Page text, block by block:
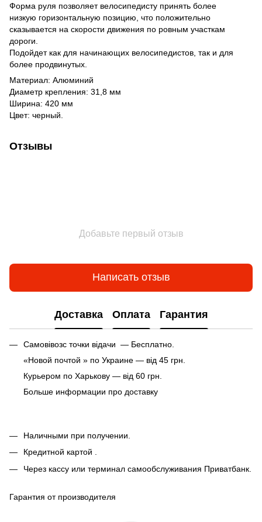
Форма руля позволяет велосипедисту принять более
низкую горизонтальную позицию, что положительно
сказывается на скорости движения по ровным участкам
дороги.
Подойдет как для начинающих велосипедистов, так и для
более продвинутых.
Материал: Алюминий
Диаметр крепления: 31,8 мм
Ширина: 420 мм
Цвет: черный.
Отзывы
Добавьте первый отзыв
Написать отзыв
Доставка Оплата Гарантия
Самовівозс точки відачи — Бесплатно.
«Новой почтой » по Украине — від 45 грн.
Курьером по Харькову — від 60 грн.
Больше информации про доставку
Наличными при получении.
Кредитной картой .
Через кассу или терминал самообслуживания Приватбанк.
Гарантия от производителя